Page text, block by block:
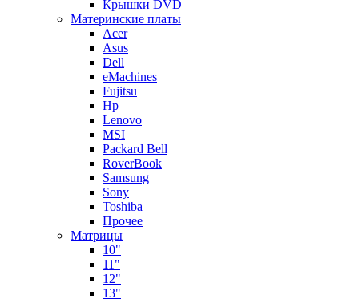
Крышки DVD
Материнские платы
Acer
Asus
Dell
eMachines
Fujitsu
Hp
Lenovo
MSI
Packard Bell
RoverBook
Samsung
Sony
Toshiba
Прочее
Матрицы
10"
11"
12"
13"